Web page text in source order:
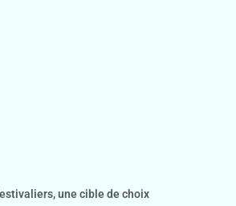
une cible de choix